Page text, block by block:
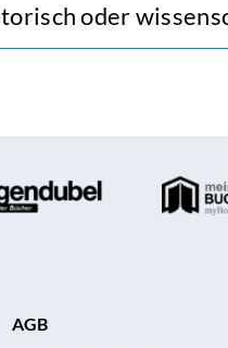
oder
AGB